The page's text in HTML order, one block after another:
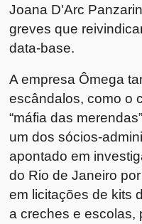
Joana D'Arc
greves que
data-base.
A empresa Ômega
escândalos, como o
“máfia das
um dos sócios-
apontado em
do Rio de Janeiro
em licitações de kits
a creches e escolas,